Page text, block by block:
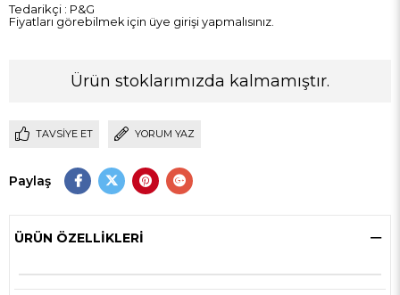
Tedarikçi : P&G
Fiyatları görebilmek için üye girişi yapmalısınız.
Ürün stoklarımızda kalmamıştır.
TAVSIYE ET YORUM YAZ
Paylaş
ÜRÜN ÖZELLIKLERI